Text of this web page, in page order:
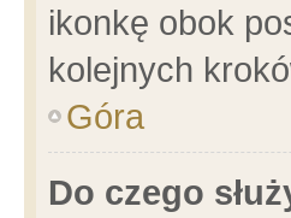
ikonkę obok
kolejnych
Góra
Do czego